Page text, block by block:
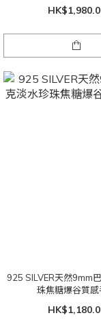
925 SILVER天然9mm
珠焦糖爆谷質感